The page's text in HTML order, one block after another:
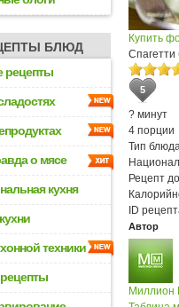
БЛЮД
рецепты
о мясе
кухня
техники
Купить
Спагетти
5
? минут
4 порции
Тип
Рецепт
ID
Автор
Миллион